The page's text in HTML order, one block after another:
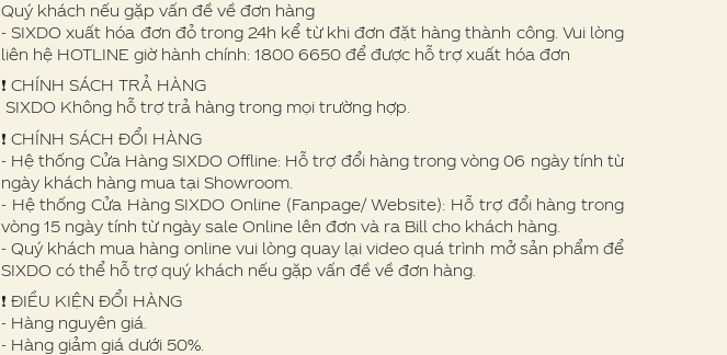
Quý khách nếu gặp vấn đề về đơn hàng
- SIXDO xuất hóa đơn đỏ trong 24h kể từ khi đơn đặt hàng thành công. Vui lòng
liên hệ HOTLINE giờ hành chính: 1800 6650 để được hỗ trợ xuất hóa đơn
❗️ CHÍNH SÁCH TRẢ HÀNG
SIXDO Không hỗ trợ trả hàng trong mọi trường hợp.
❗️ CHÍNH SÁCH ĐỔI HÀNG
- Hệ thống Cửa Hàng SIXDO Offline: Hỗ trợ đổi hàng trong vòng 06 ngày tính từ
ngày khách hàng mua tại Showroom.
- Hệ thống Cửa Hàng SIXDO Online (Fanpage/ Website): Hỗ trợ đổi hàng trong
vòng 15 ngày tính từ ngày sale Online lên đơn và ra Bill cho khách hàng.
- Quý khách mua hàng online vui lòng quay lại video quá trình mở sản phẩm để
SIXDO có thể hỗ trợ quý khách nếu gặp vấn đề về đơn hàng.
❗ ️ĐIỀU KIỆN ĐỔI HÀNG
- Hàng nguyên giá.
- Hàng giảm giá dưới 50%.